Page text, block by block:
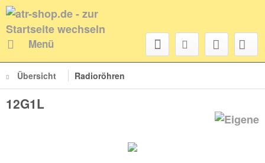
Menü
Übersicht Radioröhren
12G1L